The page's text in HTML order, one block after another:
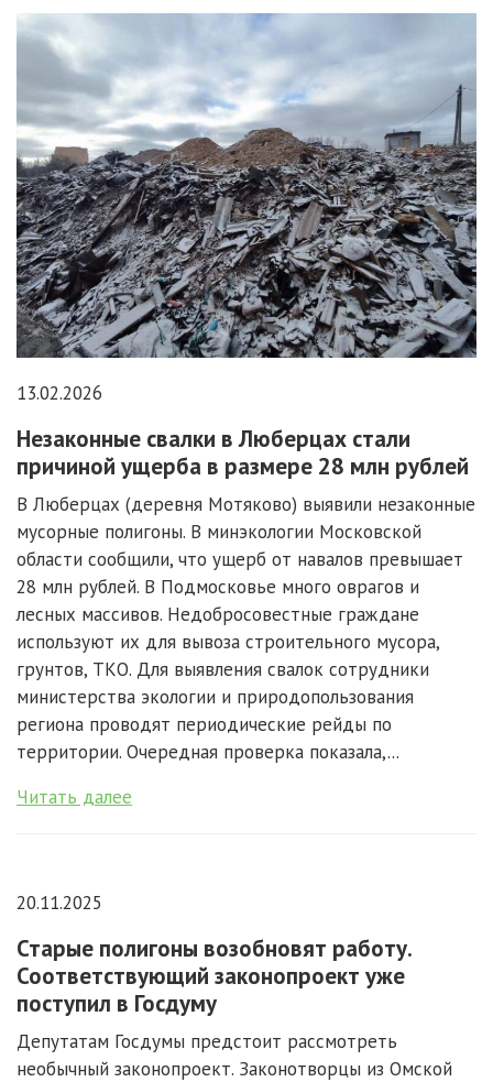
13.02.2026
Незаконные свалки в Люберцах стали
причиной ущерба в размере 28 млн рублей
В Люберцах (деревня Мотяково) выявили незаконные
мусорные полигоны. В минэкологии Московской
области сообщили, что ущерб от навалов превышает
28 млн рублей. В Подмосковье много оврагов и
лесных массивов. Недобросовестные граждане
используют их для вывоза строительного мусора,
грунтов, ТКО. Для выявления свалок сотрудники
министерства экологии и природопользования
региона проводят периодические рейды по
территории. Очередная проверка показала,...
Читать далее
20.11.2025
Старые полигоны возобновят работу.
Соответствующий законопроект уже
поступил в Госдуму
Депутатам Госдумы предстоит рассмотреть
необычный законопроект. Законотворцы из Омской